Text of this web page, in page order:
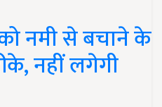
नमी से बचाने के
नहीं लगेगी